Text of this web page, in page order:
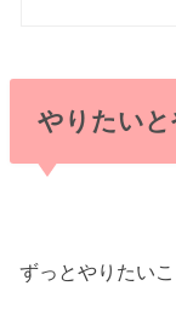
やりたいと
ずっとやりたい